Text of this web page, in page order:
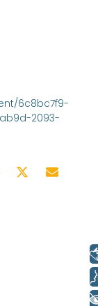
6c8bc7f9-
2093-